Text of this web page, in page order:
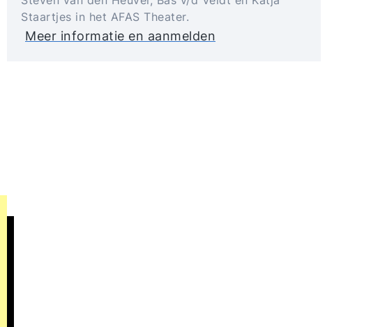
Staartjes in het AFAS Theater.
Meer informatie en aanmelden